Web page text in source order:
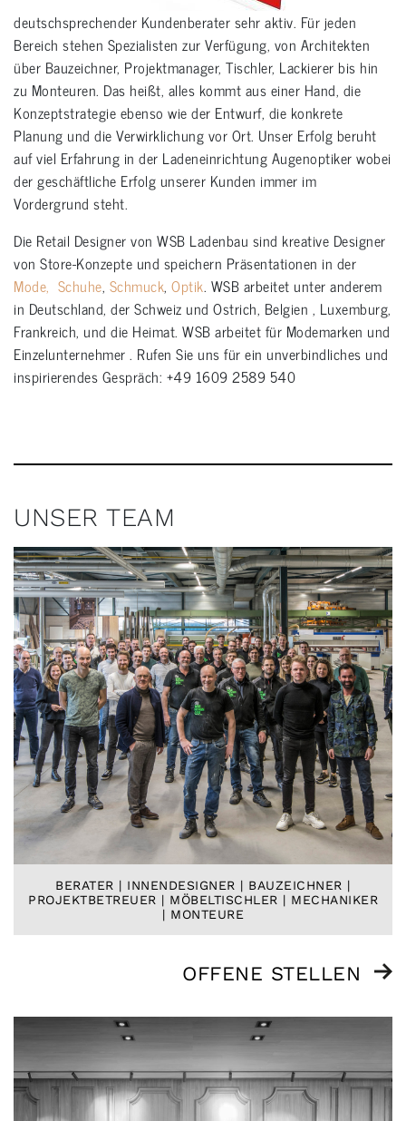
deutschsprechender Kundenberater sehr aktiv. Für jeden
Bereich stehen Spezialisten zur Verfügung, von Architekten
über Bauzeichner, Projektmanager, Tischler, Lackierer bis hin
zu Monteuren. Das heißt, alles kommt aus einer Hand, die
Konzeptstrategie ebenso wie der Entwurf, die konkrete
Planung und die Verwirklichung vor Ort. Unser Erfolg beruht
auf viel Erfahrung in der Ladeneinrichtung Augenoptiker wobei
der geschäftliche Erfolg unserer Kunden immer im
Vordergrund steht.
Die Retail Designer von WSB Ladenbau sind kreative Designer
von Store-Konzepte und speichern Präsentationen in der
Mode, Schuhe, Schmuck, Optik. WSB arbeitet unter anderem
in Deutschland, der Schweiz und Ostrich, Belgien , Luxemburg,
Frankreich, und die Heimat. WSB arbeitet für Modemarken und
Einzelunternehmer . Rufen Sie uns für ein unverbindliches und
inspirierendes Gespräch: +49 1609 2589 540
UNSER TEAM
BERATER | INNENDESIGNER | BAUZEICHNER |
PROJEKTBETREUER | MÖBELTISCHLER | MECHANIKER
| MONTEURE
OFFENE STELLEN